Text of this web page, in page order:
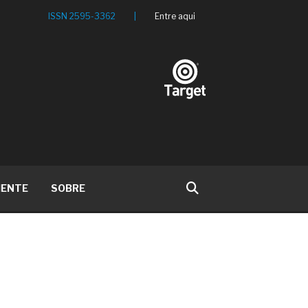
ISSN 2595-3362 Entre aqui
SOBRE